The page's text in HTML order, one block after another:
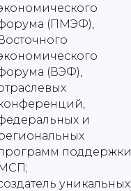
(ПМЭФ),
(ВЭФ),
и
поддержки
уникальных